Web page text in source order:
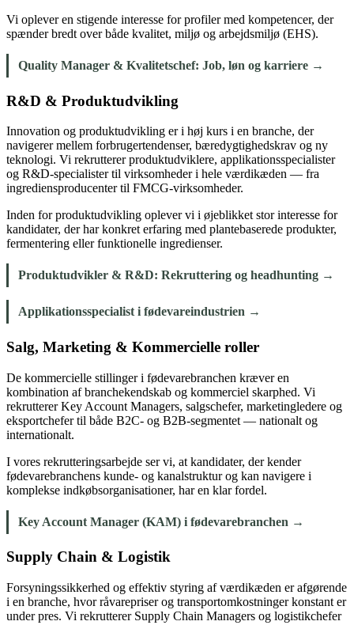
Vi oplever en stigende interesse for profiler med kompetencer, der
spænder bredt over både kvalitet, miljø og arbejdsmiljø (EHS).
Quality Manager & Kvalitetschef: Job, løn og karriere →
R&D & Produktudvikling
Innovation og produktudvikling er i høj kurs i en branche, der
navigerer mellem forbrugertendenser, bæredygtighedskrav og ny
teknologi. Vi rekrutterer produktudviklere, applikationsspecialister
og R&D-specialister til virksomheder i hele værdikæden — fra
ingrediensproducenter til FMCG-virksomheder.
Inden for produktudvikling oplever vi i øjeblikket stor interesse for
kandidater, der har konkret erfaring med plantebaserede produkter,
fermentering eller funktionelle ingredienser.
Produktudvikler & R&D: Rekruttering og headhunting →
Applikationsspecialist i fødevareindustrien →
Salg, Marketing & Kommercielle roller
De kommercielle stillinger i fødevarebranchen kræver en
kombination af branchekendskab og kommerciel skarphed. Vi
rekrutterer Key Account Managers, salgschefer, marketingledere og
eksportchefer til både B2C- og B2B-segmentet — nationalt og
internationalt.
I vores rekrutteringsarbejde ser vi, at kandidater, der kender
fødevarebranchens kunde- og kanalstruktur og kan navigere i
komplekse indkøbsorganisationer, har en klar fordel.
Key Account Manager (KAM) i fødevarebranchen →
Supply Chain & Logistik
Forsyningssikkerhed og effektiv styring af værdikæden er afgørende
i en branche, hvor råvarepriser og transportomkostninger konstant er
under pres. Vi rekrutterer Supply Chain Managers og logistikchefer